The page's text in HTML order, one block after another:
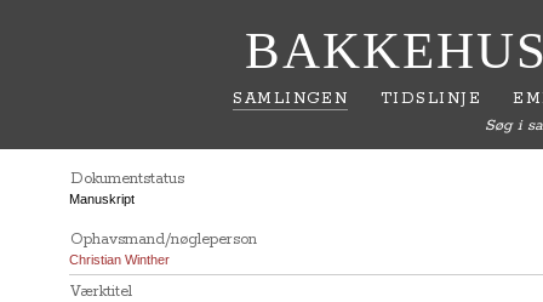
SAMLINGEN TIDSLINJE
Søg i
Dokumentstatus
Manuskript
Ophavsmand/nøgleperson
Christian Winther
Værktitel